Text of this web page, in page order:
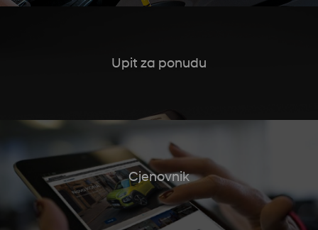
Upit za ponudu
Cjenovnik